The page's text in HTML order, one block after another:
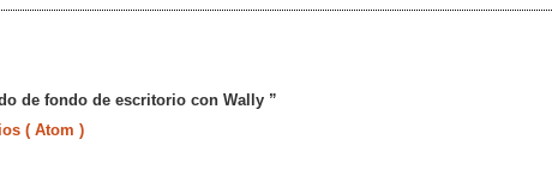
de fondo de escritorio con Wally ”
( Atom )